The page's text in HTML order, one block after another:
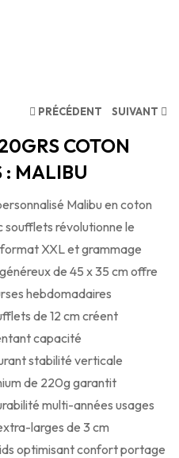
PRÉCÉDENT SUIVANT
COTON
: MALIBU
Malibu en coton
révolutionne le
XXL et grammage
de 45 x 35 cm offre
hebdomadaires
de 12 cm créent
capacité
stabilité verticale
de 220g garantit
multi-années usages
larges de 3 cm
optimisant confort portage